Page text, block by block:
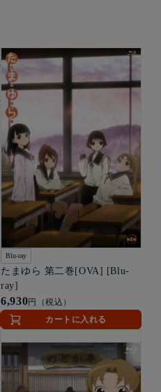
Blu-ray
たまゆら 第二巻[OVA] [Blu-
ray]
6,930円（税込）
カートに入れる